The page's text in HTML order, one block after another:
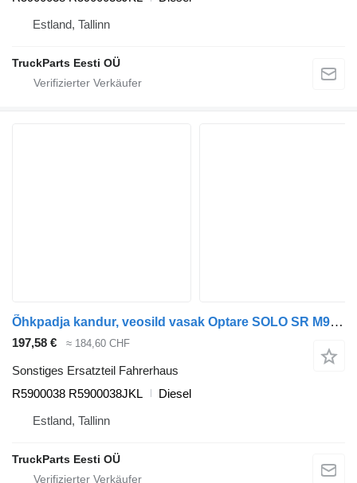
Estland, Tallinn
TruckParts Eesti OÜ
Õhkpadja kandur, veosild vasak Optare SOLO SR M960 (01.07-) R5900038 für Optare Solo Sr, Tempo, Versa, Olymus, Toro (2004-) Bus
197,58 € ≈ 184,60 CHF
Sonstiges Ersatzteil Fahrerhaus
R5900038 R5900038JKL
Diesel
Estland, Tallinn
TruckParts Eesti OÜ